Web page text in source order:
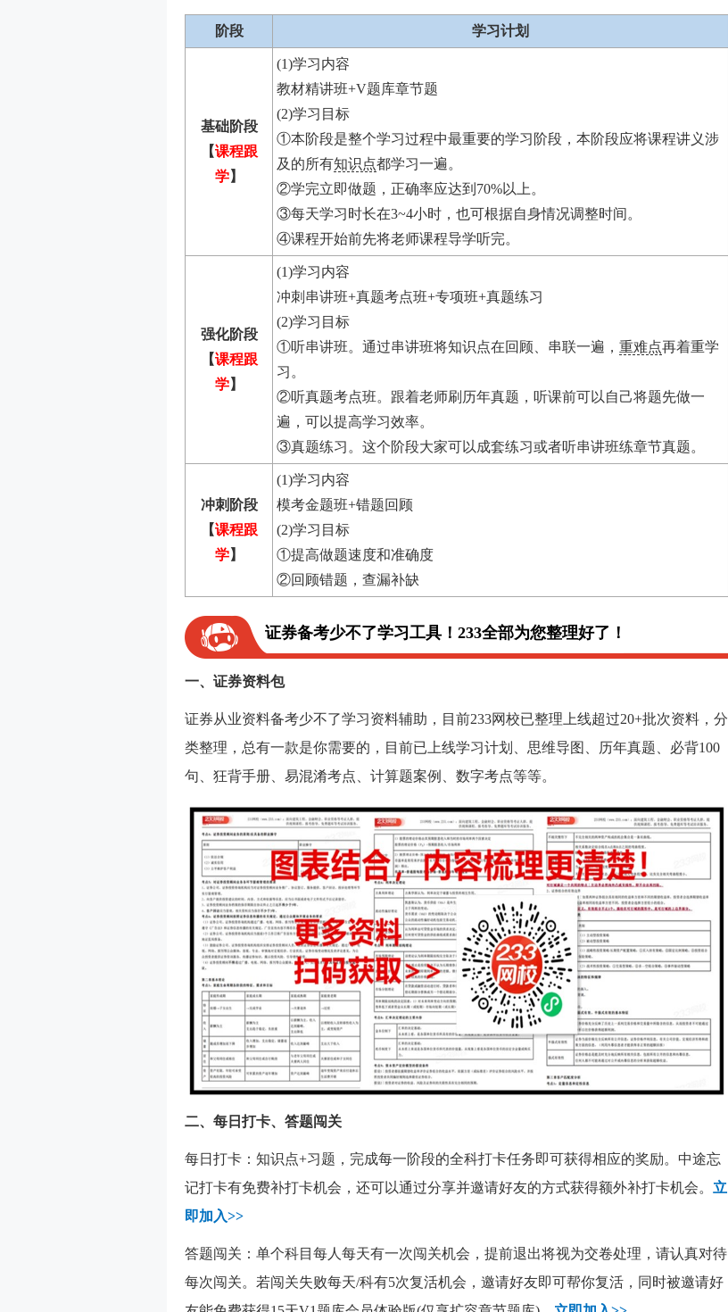
阶段 学习计划
基础阶段
【课程跟
学】
(1)学习内容
教材精讲班+V题库章节题
(2)学习目标
①本阶段是整个学习过程中最重要的学习阶段，本阶段应将课程讲义涉
及的所有知识点都学习一遍。
②学完立即做题，正确率应达到70%以上。
③每天学习时长在3~4小时，也可根据自身情况调整时间。
④课程开始前先将老师课程导学听完。
强化阶段
【课程跟
学】
(1)学习内容
冲刺串讲班+真题考点班+专项班+真题练习
(2)学习目标
①听串讲班。通过串讲班将知识点在回顾、串联一遍， 重难点再着重学
习。
②听真题考点班。跟着老师刷历年真题，听课前可以自己将题先做一
遍，可以提高学习效率。
③真题练习。这个阶段大家可以成套练习或者听串讲班练章节真题。
冲刺阶段
【课程跟
学】
(1)学习内容
模考金题班+错题回顾
(2)学习目标
①提高做题速度和准确度
②回顾错题，查漏补缺
证券备考少不了学习工具！233全部为您整理好了！
一、证券资料包
证券从业资料备考少不了学习资料辅助，目前233网校已整理上线超过20+批次资料，分
类整理，总有一款是你需要的，目前已上线学习计划、思维导图、历年真题、必背100
句、狂背手册、易混淆考点、计算题案例、数字考点等等。
二、每日打卡、答题闯关
每日打卡：知识点+习题，完成每一阶段的全科打卡任务即可获得相应的奖励。中途忘
记打卡有免费补打卡机会，还可以通过分享并邀请好友的方式获得额外补打卡机会。 立
即加入>>
答题闯关：单个科目每人每天有一次闯关机会，提前退出将视为交卷处理，请认真对待
每次闯关。若闯关失败每天/科有5次复活机会，邀请好友即可帮你复活，同时被邀请好